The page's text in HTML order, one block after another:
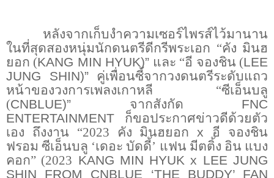
หลังจากเก็บงำความเซอร์ไพรส์ไว้มานาน
ในที่สุดสองหนุ่มนักดนตรีดีกรีพระเอก “คัง มินฮ
ยอก (KANG MIN HYUK)” และ​ “อี จองชิน (LEE
JUNG SHIN)” คู่เพื่อนซี้จากวงดนตรีระดับแถว
หน้าของวงการเพลงเกาหลี “ซีเอ็นบลู
(CNBLUE)” จากสังกัด FNC
ENTERTAINMENT ก็ขอประกาศข่าวดีด้วยตัว
เอง ถึงงาน “2023 คัง มินฮยอกx อี จองชิน
ฟรอม ซีเอ็นบลู ‘เดอะ บัดดี้’ แฟน มีตติ้ง อิน แบง
คอก” (2023 KANG MIN HYUK x LEE JUNG
SHIN FROM CNBLUE ‘THE BUDDY’ FAN